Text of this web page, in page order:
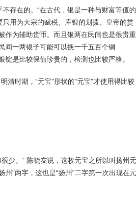
存在的。“在古代，银是一种与财富等值的
用为大宗的赋税、库银的划拨、皇帝的赏
作为辅助货币。而且银两在民间也是很贵重
间一两银子可能可以换一千五百个铜
是比较保值珍贵的，检测也比较严格。
清时期，“元宝”形状的“元宝”才使用得比较
少。” 陈晓友说，这枚元宝之所以叫扬州元
”两字，这也是“扬州”二字第一次出现在元